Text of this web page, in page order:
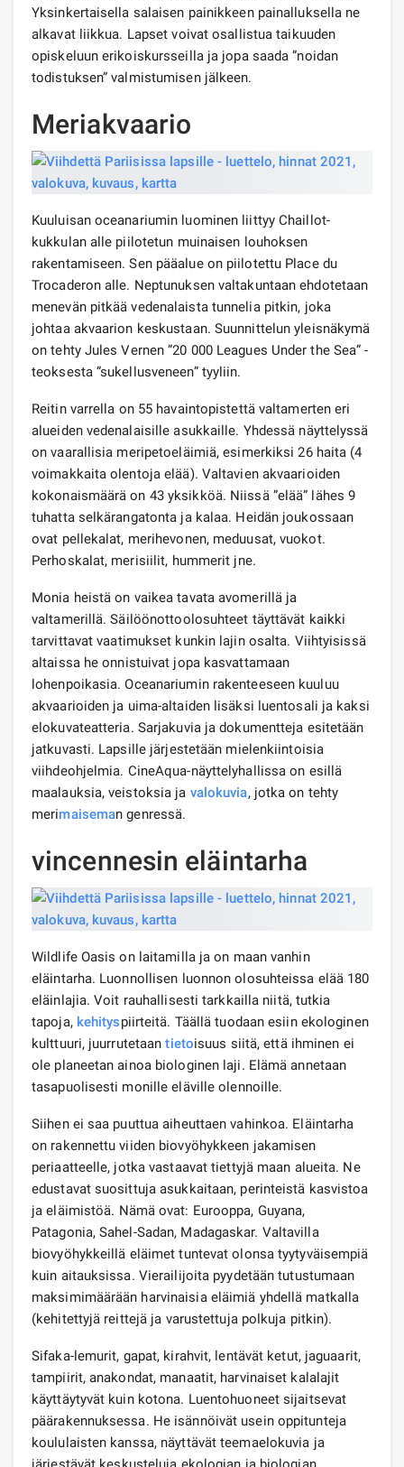
Yksinkertaisella salaisen painikkeen painalluksella ne
alkavat liikkua. Lapset voivat osallistua taikuuden
opiskeluun erikoiskursseilla ja jopa saada ”noidan
todistuksen” valmistumisen jälkeen.
Meriakvaario
Kuuluisan oceanariumin luominen liittyy Chaillot-
kukkulan alle piilotetun muinaisen louhoksen
rakentamiseen. Sen pääalue on piilotettu Place du
Trocaderon alle. Neptunuksen valtakuntaan ehdotetaan
menevän pitkää vedenalaista tunnelia pitkin, joka
johtaa akvaarion keskustaan. Suunnittelun yleisnäkymä
on tehty Jules Vernen ”20 000 Leagues Under the Sea” -
teoksesta ”sukellusveneen” tyyliin.
Reitin varrella on 55 havaintopistettä valtamerten eri
alueiden vedenalaisille asukkaille. Yhdessä näyttelyssä
on vaarallisia meripetoeläimiä, esimerkiksi 26 haita (4
voimakkaita olentoja elää). Valtavien akvaarioiden
kokonaismäärä on 43 yksikköä. Niissä ”elää” lähes 9
tuhatta selkärangatonta ja kalaa. Heidän joukossaan
ovat pellekalat, merihevonen, meduusat, vuokot.
Perhoskalat, merisiilit, hummerit jne.
Monia heistä on vaikea tavata avomerillä ja
valtamerillä. Säilöönottoolosuhteet täyttävät kaikki
tarvittavat vaatimukset kunkin lajin osalta. Viihtyisissä
altaissa he onnistuivat jopa kasvattamaan
lohenpoikasia. Oceanariumin rakenteeseen kuuluu
akvaarioiden ja uima-altaiden lisäksi luentosali ja kaksi
elokuvateatteria. Sarjakuvia ja dokumentteja esitetään
jatkuvasti. Lapsille järjestetään mielenkiintoisia
viihdeohjelmia. CineAqua-näyttelyhallissa on esillä
maalauksia, veistoksia ja valokuvia, jotka on tehty
merimaiseman genressä.
vincennesin eläintarha
Wildlife Oasis on laitamilla ja on maan vanhin
eläintarha. Luonnollisen luonnon olosuhteissa elää 180
eläinlajia. Voit rauhallisesti tarkkailla niitä, tutkia
tapoja, kehityspiirteitä. Täällä tuodaan esiin ekologinen
kulttuuri, juurrutetaantietoisuus siitä, että ihminen ei
ole planeetan ainoa biologinen laji. Elämä annetaan
tasapuolisesti monille eläville olennoille.
Siihen ei saa puuttua aiheuttaen vahinkoa. Eläintarha
on rakennettu viiden biovyöhykkeen jakamisen
periaatteelle, jotka vastaavat tiettyjä maan alueita. Ne
edustavat suosittuja asukkaitaan, perinteistä kasvistoa
ja eläimistöä. Nämä ovat: Eurooppa, Guyana,
Patagonia, Sahel-Sadan, Madagaskar. Valtavilla
biovyöhykkeillä eläimet tuntevat olonsa tyytyväisempiä
kuin aitauksissa. Vierailijoita pyydetään tutustumaan
maksimimäärään harvinaisia ​​eläimiä yhdellä matkalla
(kehitettyjä reittejä ja varustettuja polkuja pitkin).
Sifaka-lemurit, gapat, kirahvit, lentävät ketut, jaguaarit,
tampiirit, anakondat, manaatit, harvinaiset kalalajit
käyttäytyvät kuin kotona. Luentohuoneet sijaitsevat
päärakennuksessa. He isännöivät usein oppitunteja
koululaisten kanssa, näyttävät teemaelokuvia ja